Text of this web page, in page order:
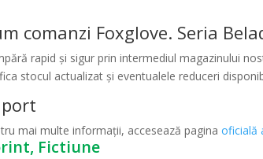
comanzi Foxglove. Seria
rapid și sigur prin intermediul magazinului
stocul actualizat și eventualele reduceri
mai multe informații, accesează paginaoficială
Fictiune